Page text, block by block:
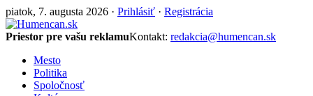
piatok, 7. augusta 2026 · Prihlásiť · Registrácia
Priestor pre vašu reklamuKontakt: redakcia@humencan.sk
Mesto
Politika
Spoločnosť